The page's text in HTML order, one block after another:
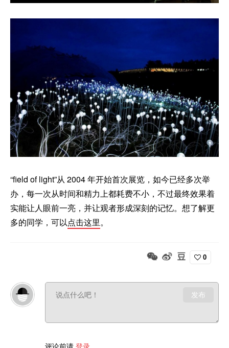
“field of light”从 2004 年开始首次展览，如今已经多次举
办，每一次从时间和精力上都耗费不小，不过最终效果着
实能让人眼前一亮，并让观者形成深刻的记忆。想了解更
多的同学，可以点击这里。
0
发布